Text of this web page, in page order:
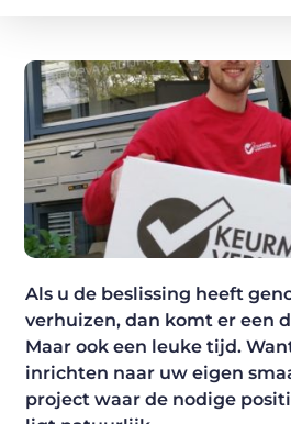
Als u de beslissing heeft
verhuizen, dan komt er een
Maar ook een leuke tijd.
inrichten naar uw eigen
project waar de nodige